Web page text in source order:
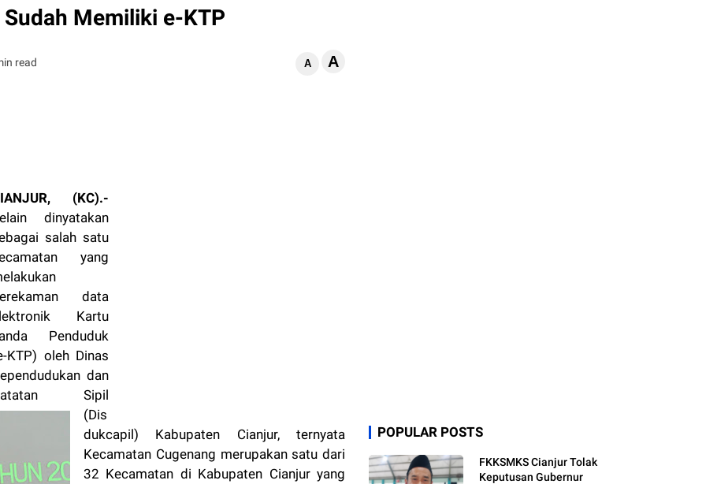
Memiliki e-KTP
read A A
(KC).-
dinyatakan
salah satu
yang
data
Kartu
Penduduk
KTP) oleh Dinas
dan
Sipil
(Dis
dukcapil) Kabupaten Cianjur, ternyata
Kecamatan Cugenang merupakan satu dari
32 Kecamatan di Kabupaten Cianjur yang
POPULAR POSTS
FKKSMKS Cianjur Tolak
Keputusan Gubernur